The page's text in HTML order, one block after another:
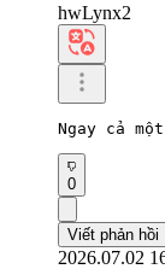
hwLynx2
Ngay cả
0
Viết phản hồi
2026.07.02